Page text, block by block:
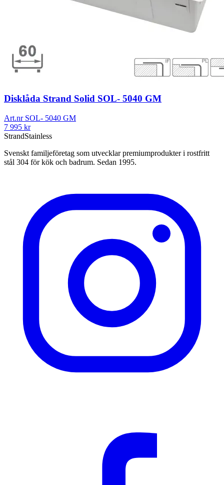
Disklåda Strand Solid SOL- 5040 GM
Art.nr SOL- 5040 GM
7 995 kr
StrandStainless
Svenskt familjeföretag som utvecklar premiumprodukter i rostfritt
stål 304 för kök och badrum. Sedan 1995.